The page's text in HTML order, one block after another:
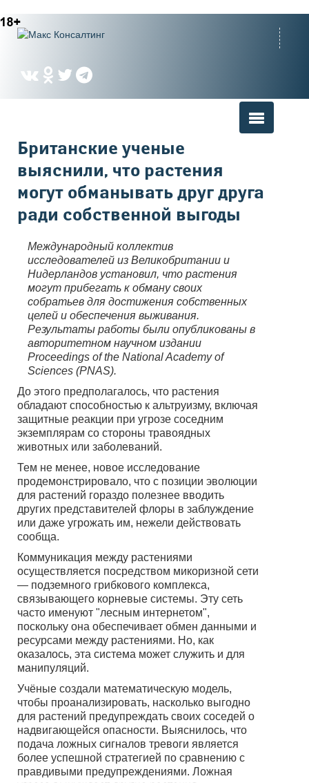
Вы здесь
Британские ученые
выяснили, что растения
могут обманывать друг друга
ради собственной выгоды
Международный коллектив
исследователей из Великобритании и
Нидерландов установил, что растения
могут прибегать к обману своих
собратьев для достижения собственных
целей и обеспечения выживания.
Результаты работы были опубликованы в
авторитетном научном издании
Proceedings of the National Academy of
Sciences (PNAS).
До этого предполагалось, что растения
обладают способностью к альтруизму, включая
защитные реакции при угрозе соседним
экземплярам со стороны травоядных
животных или заболеваний.
Тем не менее, новое исследование
продемонстрировало, что с позиции эволюции
для растений гораздо полезнее вводить
других представителей флоры в заблуждение
или даже угрожать им, нежели действовать
сообща.
Коммуникация между растениями
осуществляется посредством микоризной сети
— подземного грибкового комплекса,
связывающего корневые системы. Эту сеть
часто именуют "лесным интернетом",
поскольку она обеспечивает обмен данными и
ресурсами между растениями. Но, как
оказалось, эта система может служить и для
манипуляций.
Учёные создали математическую модель,
чтобы проанализировать, насколько выгодно
для растений предупреждать своих соседей о
надвигающейся опасности. Выяснилось, что
подача ложных сигналов тревоги является
более успешной стратегией по сравнению с
правдивыми предупреждениями. Ложная